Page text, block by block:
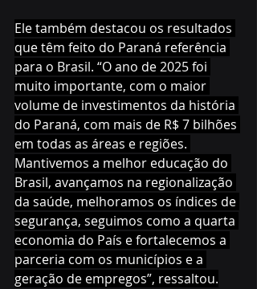
Ele também destacou os resultados
que têm feito do Paraná referência
para o Brasil. “O ano de 2025 foi
muito importante, com o maior
volume de investimentos da história
do Paraná, com mais de R$ 7 bilhões
em todas as áreas e regiões.
Mantivemos a melhor educação do
Brasil, avançamos na regionalização
da saúde, melhoramos os índices de
segurança, seguimos como a quarta
economia do País e fortalecemos a
parceria com os municípios e a
geração de empregos”, ressaltou.